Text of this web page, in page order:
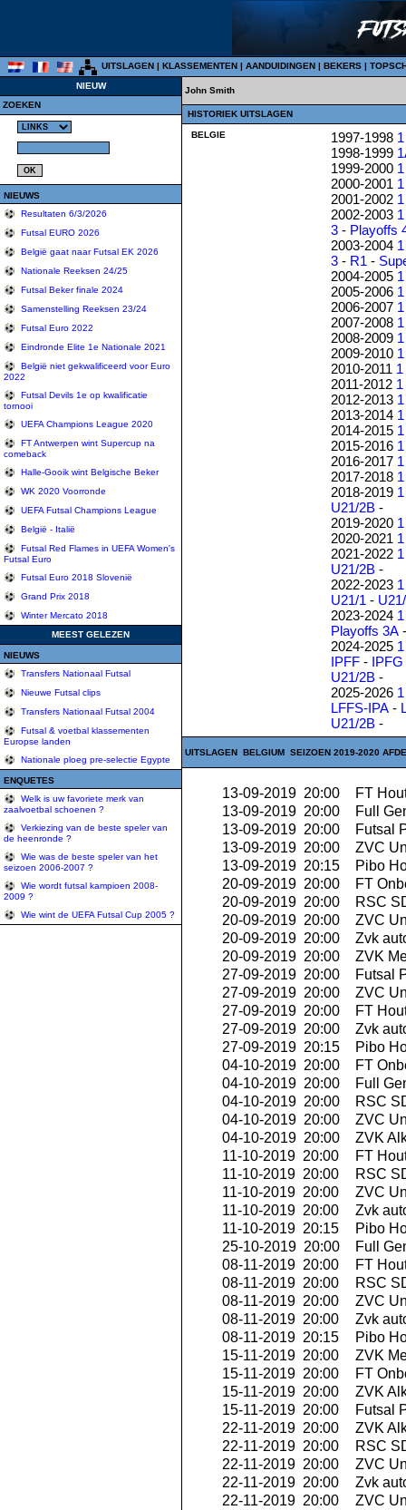
UITSLAGEN | KLASSEMENTEN | AANDUIDINGEN | BEKERS |
NIEUW
ZOEKEN
NIEUWS
Resultaten 6/3/2026
Futsal EURO 2026
België gaat naar Futsal EK 2026
Nationale Reeksen 24/25
Futsal Beker finale 2024
Samenstelling Reeksen 23/24
Futsal Euro 2022
Eindronde Elite 1e Nationale 2021
België niet gekwalificeerd voor Euro
2022
Futsal Devils 1e op kwalificatie
tornooi
UEFA Champions League 2020
FT Antwerpen wint Supercup na
comeback
Halle-Gooik wint Belgische Beker
WK 2020 Voorronde
UEFA Futsal Champions League
België - Italië
Futsal Red Flames in UEFA Women's
Futsal Euro
Futsal Euro 2018 Slovenië
Grand Prix 2018
Winter Mercato 2018
MEEST GELEZEN
NIEUWS
Transfers Nationaal Futsal
Nieuwe Futsal clips
Transfers Nationaal Futsal 2004
Futsal & voetbal klassementen
Europse landen
Nationale ploeg pre-selectie Egypte
ENQUETES
Welk is uw favoriete merk van
zaalvoetbal schoenen ?
Verkiezing van de beste speler van
de heenronde ?
Wie was de beste speler van het
seizoen 2006-2007 ?
Wie wordt futsal kampioen 2008-
2009 ?
Wie wint de UEFA Futsal Cup 2005 ?
John Smith
HISTORIEK UITSLAGEN
BELGIE 1997-1998 1
1998-1999
1999-2000 1
2000-2001 1
2001-2002 1
2002-2003 1
3 - Playoffs
2003-2004 1
3 - R1 -
2004-2005 1
2005-2006 1
2006-2007 1
2007-2008 1
2008-2009 1
2009-2010 1
2010-2011 1
2011-2012 1
2012-2013 1
2013-2014 1
2014-2015 1
2015-2016 1
2016-2017 1
2017-2018 1
2018-2019 1
U21/2B -
2019-2020 1
2020-2021 1
2021-2022 1
U21/2B -
2022-2023 1
U21/1 -
2023-2024 1
Playoffs 3A
2024-2025 1
IPFF - IPFG
U21/2B -
2025-2026 1
LFFS-IPA -
U21/2B -
UITSLAGEN BELGIUM SEIZOEN 2019-2020
13-09-2019 20:00
FT
13-09-2019 20:00
Full
13-09-2019 20:00
Futsal
13-09-2019 20:00
ZVC
13-09-2019 20:15
Pibo
20-09-2019 20:00
FT
20-09-2019 20:00
RSC
20-09-2019 20:00
ZVC
20-09-2019 20:00
Zvk
20-09-2019 20:00
ZVK
27-09-2019 20:00
Futsal
27-09-2019 20:00
ZVC
27-09-2019 20:00
FT
27-09-2019 20:00
Zvk
27-09-2019 20:15
Pibo
04-10-2019 20:00
FT
04-10-2019 20:00
Full
04-10-2019 20:00
RSC
04-10-2019 20:00
ZVC
04-10-2019 20:00
ZVK
11-10-2019 20:00
FT
11-10-2019 20:00
RSC
11-10-2019 20:00
ZVC
11-10-2019 20:00
Zvk
11-10-2019 20:15
Pibo
25-10-2019 20:00
Full
08-11-2019 20:00
FT
08-11-2019 20:00
RSC
08-11-2019 20:00
ZVC
08-11-2019 20:00
Zvk
08-11-2019 20:15
Pibo
15-11-2019 20:00
ZVK
15-11-2019 20:00
FT
15-11-2019 20:00
ZVK
15-11-2019 20:00
Futsal
22-11-2019 20:00
ZVK
22-11-2019 20:00
RSC
22-11-2019 20:00
ZVC
22-11-2019 20:00
Zvk
22-11-2019 20:00
ZVC